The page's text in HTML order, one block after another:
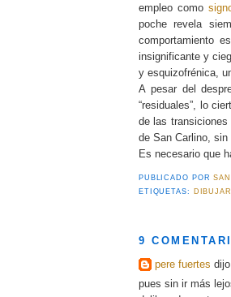
empleo como
poche revela
comportamiento
insignificante y
y esquizofrénica,
A pesar del
“residuales”, lo
de las
de San Carlino,
Es necesario que
PUBLICADO POR
ETIQUETAS:
DIBUJAR
9
pere fuertes
pues sin ir más